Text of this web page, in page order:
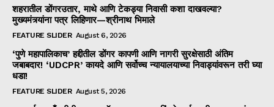
शहरातील डोंगरउतार, माथे आणि टेकड्या निवासी कशा दाखवल्या?
मुख्यमंत्र्यांना पत्र लिहिणार—श्रीनाथ भिमाले
FEATURE SLIDER August 6, 2026
‘पुणे महापालिकाच’ हद्दीतील डोंगर कापणी आणि नागरी सुरक्षेसाठी अंतिम
जबाबदार! ‘UDCPR’ कायदे आणि सर्वोच्च न्यायालयाच्या निवाड्यांवरून तरी घ्या
धडा!
FEATURE SLIDER August 5, 2026